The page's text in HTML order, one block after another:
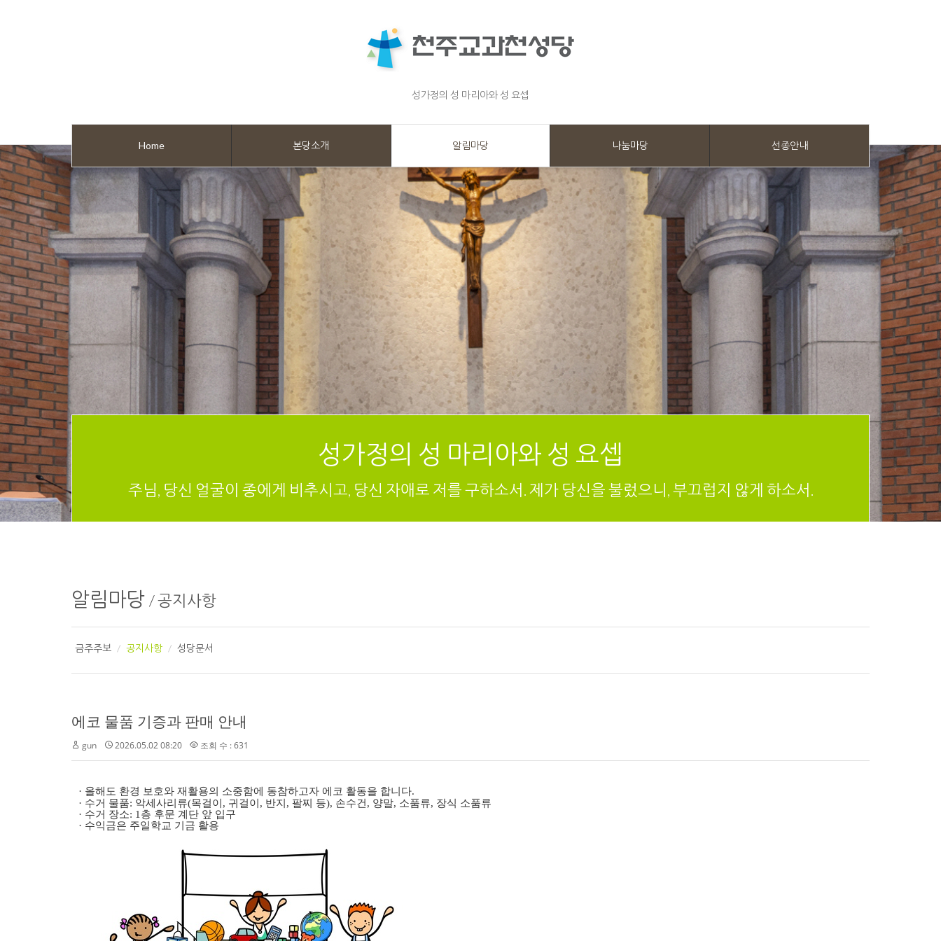
성가정의 성 마리아와 성 요셉
Home 본당소개 알림마당 나눔마당 선종안내
성가정의 성 마리아와 성 요셉
주님, 당신 얼굴이 종에게 비추시고, 당신 자애로 저를 구하소서. 제가 당신을 불렀으니, 부끄럽지 않게 하소서.
알림마당 /공지사항
금주주보 공지사항 성당문서
에코 물품 기증과 판매 안내
gun 2026.05.02 08:20 조회 수 : 631
· 올해도 환경 보호와 재활용의 소중함에 동참하고자 에코 활동을 합니다.
· 수거 물품: 악세사리류(목걸이 , 귀걸이 , 반지 , 팔찌 등), 손수건 , 양말, 소품류, 장식 소품류
· 수거 장소: 1 층 후문 계단 앞 입구
· 수익금은 주일학교 기금 활용